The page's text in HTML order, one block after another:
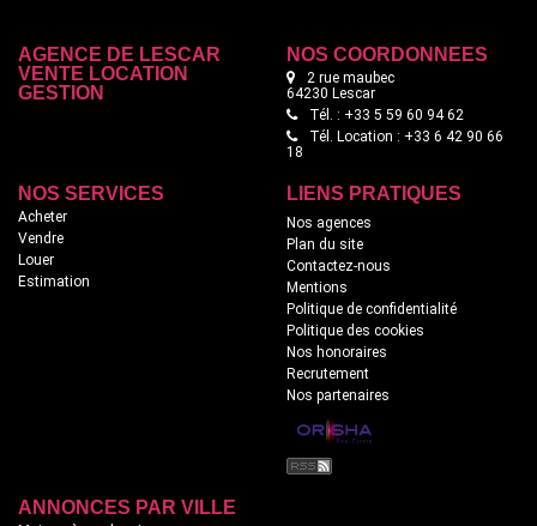
AGENCE DE LESCAR
VENTE LOCATION
GESTION
NOS COORDONNÉES
2 rue maubec
64230 Lescar
Tél. : +33 5 59 60 94 62
Tél. Location : +33 6 42 90 66
18
NOS SERVICES
Acheter
Vendre
Louer
Estimation
LIENS PRATIQUES
Nos agences
Plan du site
Contactez-nous
Mentions
Politique de confidentialité
Politique des cookies
Nos honoraires
Recrutement
Nos partenaires
ANNONCES PAR VILLE